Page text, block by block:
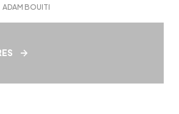
ADAM BOUITI